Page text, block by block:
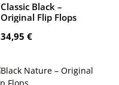
Classic Black –
Original Flip Flops
Regulärer Preis:
34,95 €